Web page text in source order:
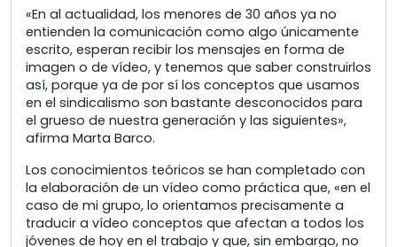
«En al actualidad, los menores de 30 años ya no
entienden la comunicación como algo únicamente
escrito, esperan recibir los mensajes en forma de
imagen o de vídeo, y tenemos que saber construirlos
así, porque ya de por sí los conceptos que usamos
en el sindicalismo son bastante desconocidos para
el grueso de nuestra generación y las siguientes»,
afirma Marta Barco.
Los conocimientos teóricos se han completado con
la elaboración de un vídeo como práctica que, «en el
caso de mi grupo, lo orientamos precisamente a
traducir a vídeo conceptos que afectan a todos los
jóvenes de hoy en el trabajo y que, sin embargo, no